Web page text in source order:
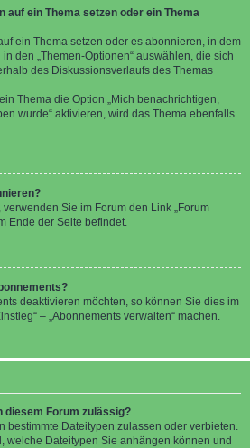
auf ein Thema setzen oder ein Thema
ein Thema setzen oder es abonnieren, in dem
den „Themen-Optionen“ auswählen, die sich
des Diskussionsverlaufs des Themas
Thema die Option „Mich benachrichtigen,
wurde“ aktivieren, wird das Thema ebenfalls
Sie im Forum den Link „Forum
Ende der Seite befindet.
deaktivieren möchten, so können Sie dies im
– „Abonnements verwalten“ machen.
diesem Forum zulässig?
bestimmte Dateitypen zulassen oder verbieten.
welche Dateitypen Sie anhängen können und